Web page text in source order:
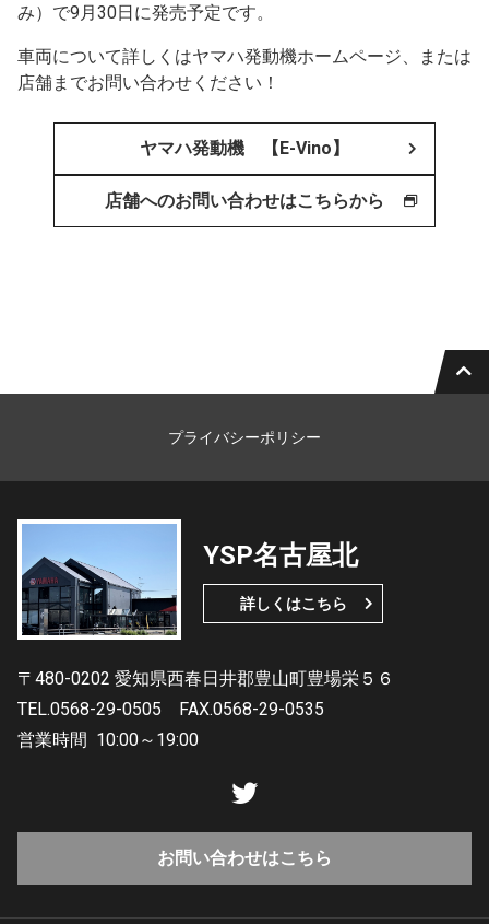
み）で9月30日に発売予定です。
車両について詳しくはヤマハ発動機ホームページ、または
店舗までお問い合わせください！
ヤマハ発動機 【E-Vino】
店舗へのお問い合わせはこちらから
プライバシーポリシー
YSP名古屋北
詳しくはこちら
〒480-0202 愛知県西春日井郡豊山町豊場栄５６
TEL.0568-29-0505
FAX.0568-29-0535
営業時間 10:00～19:00
お問い合わせはこちら